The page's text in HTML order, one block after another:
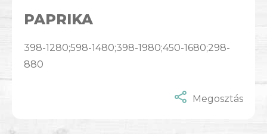
PAPRIKA
398-1280;598-1480;398-1980;450-1680;298-
880
Megosztás